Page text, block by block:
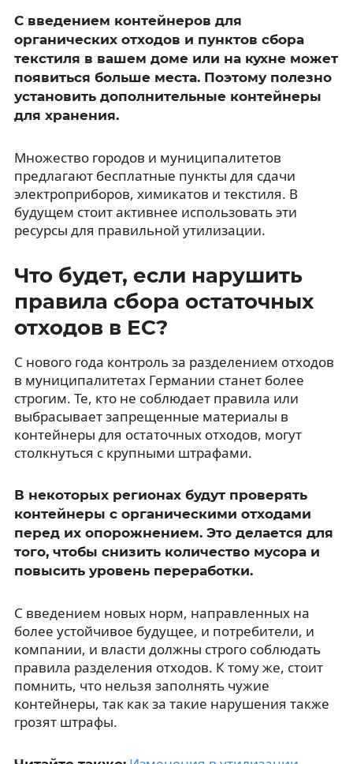
С введением контейнеров для
органических отходов и пунктов сбора
текстиля в вашем доме или на кухне может
появиться больше места. Поэтому полезно
установить дополнительные контейнеры
для хранения.
Множество городов и муниципалитетов
предлагают бесплатные пункты для сдачи
электроприборов, химикатов и текстиля. В
будущем стоит активнее использовать эти
ресурсы для правильной утилизации.
Что будет, если нарушить
правила сбора остаточных
отходов в ЕС?
С нового года контроль за разделением отходов
в муниципалитетах Германии станет более
строгим. Те, кто не соблюдает правила или
выбрасывает запрещенные материалы в
контейнеры для остаточных отходов, могут
столкнуться с крупными штрафами.
В некоторых регионах будут проверять
контейнеры с органическими отходами
перед их опорожнением. Это делается для
того, чтобы снизить количество мусора и
повысить уровень переработки.
С введением новых норм, направленных на
более устойчивое будущее, и потребители, и
компании, и власти должны строго соблюдать
правила разделения отходов. К тому же, стоит
помнить, что нельзя заполнять чужие
контейнеры, так как за такие нарушения также
грозят штрафы.